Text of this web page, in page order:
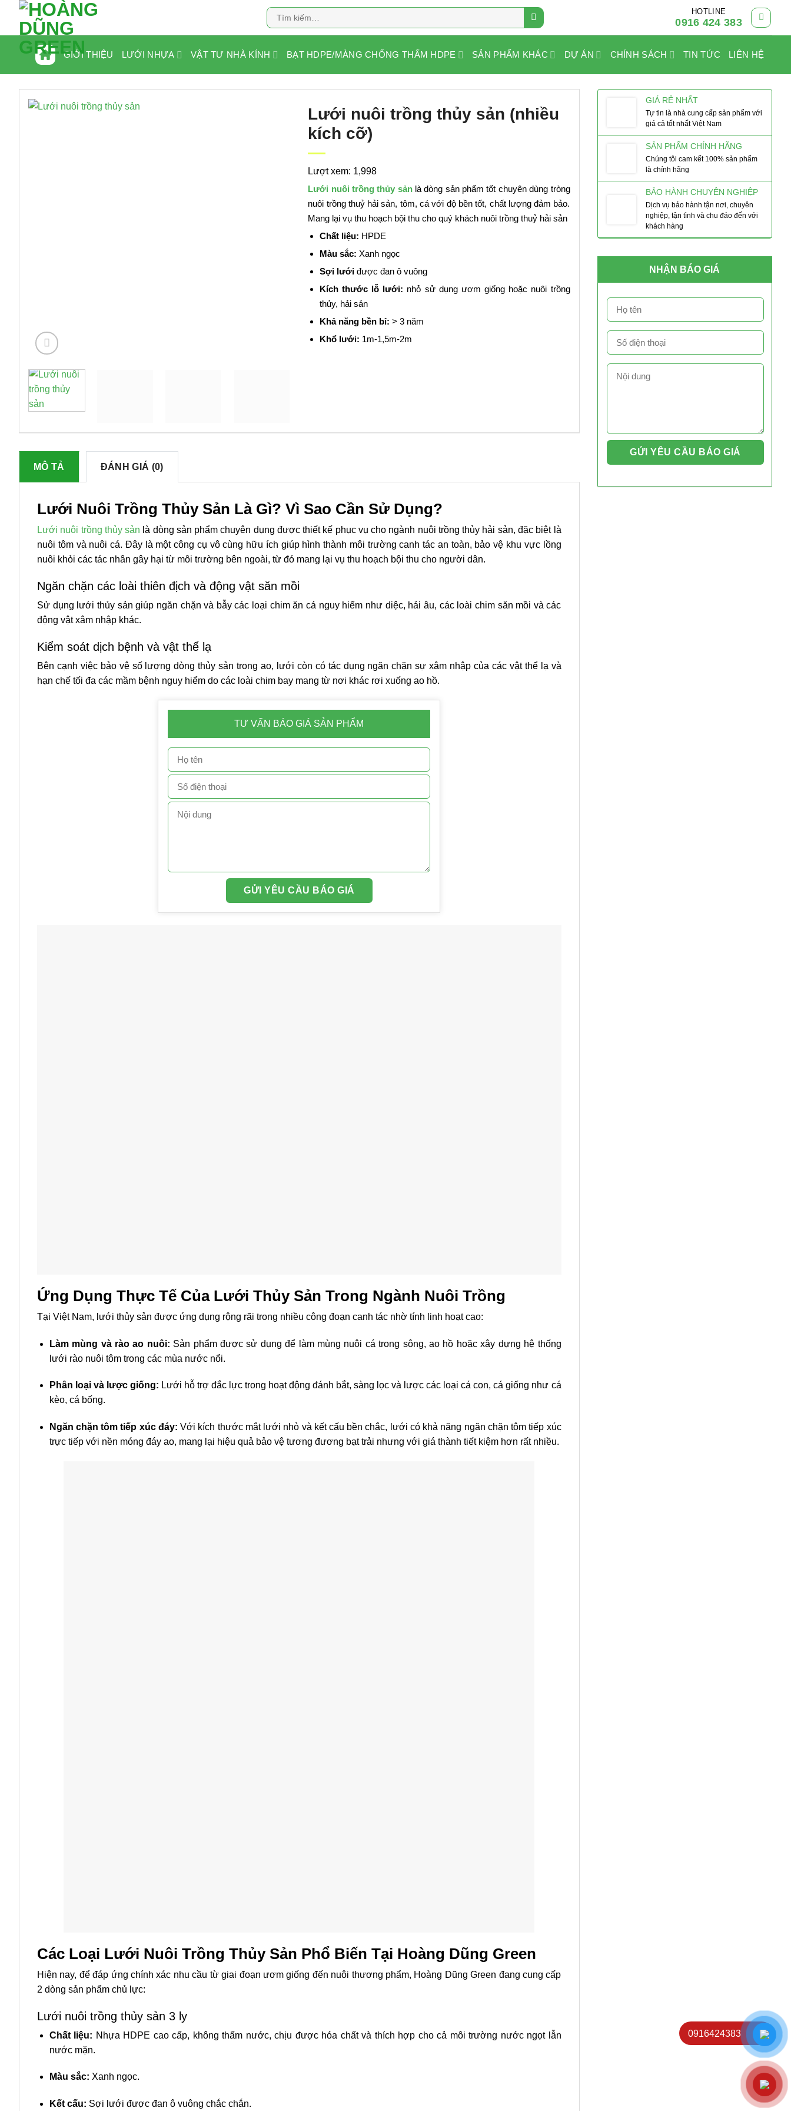
nội
dung
Tìm
kiếm:
HOTLINE
0916 424 383
GIỚI THIỆU LƯỚI NHỰA VẬT TƯ NHÀ KÍNH BẠT HDPE/MÀNG CHỐNG THẤM HDPE SẢN PHẨM KHÁC DỰ ÁN CHÍNH SÁCH TIN TỨC LIÊN HỆ
GIÁ RẺ NHẤT
Tự tin là nhà cung cấp sản phẩm với
giá cả tốt nhất Việt Nam
SẢN PHẨM CHÍNH HÃNG
Chúng tôi cam kết 100% sản phẩm
là chính hãng
BẢO HÀNH CHUYÊN NGHIỆP
Dịch vụ bảo hành tận nơi, chuyên
nghiệp, tận tình và chu đáo đến với
khách hàng
NHẬN BÁO GIÁ
Lưới nuôi trồng thủy sản (nhiều
kích cỡ)
Lượt xem: 1,998
Lưới nuôi trồng thủy sảnlà dòng sản phẩm tốt chuyên dùng tròng
nuôi trồng thuỷ hải sản, tôm, cá với độ bền tốt, chất lượng đảm bảo.
Mang lại vụ thu hoạch bội thu cho quý khách nuôi trồng thuỷ hải sản
Chất liệu: HPDE
Màu sắc: Xanh ngọc
Sợi lướiđược đan ô vuông
Kích thước lỗ lưới: nhỏ sử dụng ươm giống hoặc nuôi trồng
thủy, hải sản
Khả năng bền bỉ: > 3 năm
Khổ lưới: 1m-1,5m-2m
MÔ TẢ ĐÁNH GIÁ (0)
Lưới Nuôi Trồng Thủy Sản Là Gì? Vì Sao Cần Sử Dụng?
Lưới nuôi trồng thủy sản là dòng sản phẩm chuyên dụng được thiết kế phục vụ cho ngành nuôi trồng thủy hải sản, đặc biệt là
nuôi tôm và nuôi cá. Đây là một công cụ vô cùng hữu ích giúp hình thành môi trường canh tác an toàn, bảo vệ khu vực lồng
nuôi khỏi các tác nhân gây hại từ môi trường bên ngoài, từ đó mang lại vụ thu hoạch bội thu cho người dân.
Ngăn chặn các loài thiên địch và động vật săn mồi
Sử dụng lưới thủy sản giúp ngăn chặn và bẫy các loại chim ăn cá nguy hiểm như diệc, hải âu, các loài chim săn mồi và các
động vật xâm nhập khác.
Kiểm soát dịch bệnh và vật thể lạ
Bên cạnh việc bảo vệ số lượng dòng thủy sản trong ao, lưới còn có tác dụng ngăn chặn sự xâm nhập của các vật thể lạ và
hạn chế tối đa các mầm bệnh nguy hiểm do các loài chim bay mang từ nơi khác rơi xuống ao hồ.
TƯ VẤN BÁO GIÁ SẢN PHẨM
Ứng Dụng Thực Tế Của Lưới Thủy Sản Trong Ngành Nuôi Trồng
Tại Việt Nam, lưới thủy sản được ứng dụng rộng rãi trong nhiều công đoạn canh tác nhờ tính linh hoạt cao:
Làm mùng và rào ao nuôi: Sản phẩm được sử dụng để làm mùng nuôi cá trong sông, ao hồ hoặc xây dựng hệ thống
lưới rào nuôi tôm trong các mùa nước nổi.
Phân loại và lược giống: Lưới hỗ trợ đắc lực trong hoạt động đánh bắt, sàng lọc và lược các loại cá con, cá giống như cá
kèo, cá bống.
Ngăn chặn tôm tiếp xúc đáy: Với kích thước mắt lưới nhỏ và kết cấu bền chắc, lưới có khả năng ngăn chặn tôm tiếp xúc
trực tiếp với nền móng đáy ao, mang lại hiệu quả bảo vệ tương đương bạt trải nhưng với giá thành tiết kiệm hơn rất nhiều.
Các Loại Lưới Nuôi Trồng Thủy Sản Phổ Biến Tại Hoàng Dũng Green
Hiện nay, để đáp ứng chính xác nhu cầu từ giai đoạn ươm giống đến nuôi thương phẩm, Hoàng Dũng Green đang cung cấp
2 dòng sản phẩm chủ lực:
Lưới nuôi trồng thủy sản 3 ly
Chất liệu: Nhựa HDPE cao cấp, không thấm nước, chịu được hóa chất và thích hợp cho cả môi trường nước ngọt lẫn
nước mặn.
Màu sắc: Xanh ngọc.
Kết cấu: Sợi lưới được đan ô vuông chắc chắn.
0916424383